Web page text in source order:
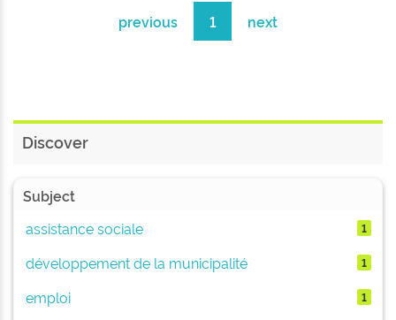
previous 1 next
Discover
Subject
assistance sociale
1
développement de la municipalité 1
emploi 1